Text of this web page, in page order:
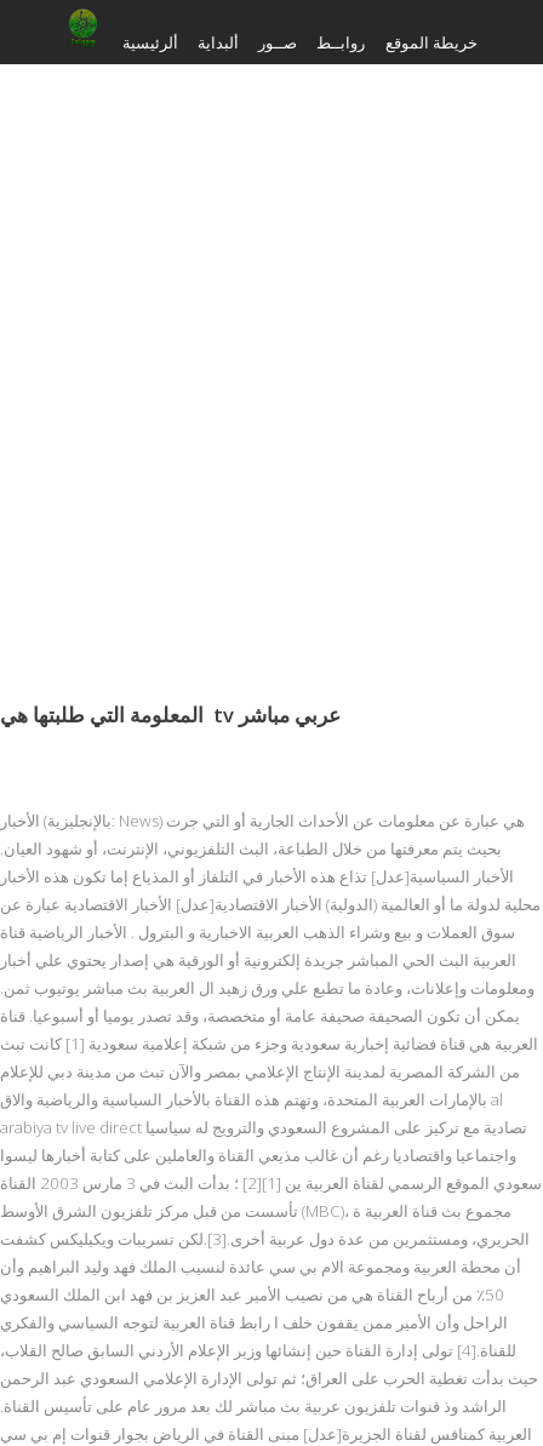
ألرئيسية ألبداية صــور روابــط خريطة الموقع
المعلومة التي طلبتها هي tv عربي مباشر
الأخبار (بالإنجليزية: News) هي عبارة عن معلومات عن الأحداث الجارية أو التي جرت
بحيث يتم معرفتها من خلال الطباعة، البث التلفزيوني، الإنترنت، أو شهود العيان.
الأخبار السياسية[عدل] تذاع هذه الأخبار في التلفاز أو المذياع إما تكون هذه الأخبار
محلية لدولة ما أو العالمية (الدولية) الأخبار الاقتصادية[عدل] الأخبار الاقتصادية عبارة عن
سوق العملات و بيع وشراء الذهب العربية الاخبارية و البترول . الأخبار الرياضية قناة
العربية البث الحي المباشر جريدة إلكترونية أو الورقية هي إصدار يحتوي علي أخبار
ومعلومات وإعلانات، وعادة ما تطبع علي ورق زهيد ال العربية بث مباشر يوتيوب ثمن.
يمكن أن تكون الصحيفة صحيفة عامة أو متخصصة، وقد تصدر يوميا أو أسبوعيا. قناة
العربية هي قناة فضائية إخبارية سعودية وجزء من شبكة إعلامية سعودية [1] كانت تبث
من الشركة المصرية لمدينة الإنتاج الإعلامي بمصر والآن تبث من مدينة دبي للإعلام
بالإمارات العربية المتحدة، وتهتم هذه القناة بالأخبار السياسية والرياضية والاق al
arabiya tv live direct تصادية مع تركيز على المشروع السعودي والترويج له سياسيا
واجتماعيا واقتصاديا رغم أن غالب مذيعي القناة والعاملين على كتابة أخبارها ليسوا
سعودي الموقع الرسمي لقناة العربية ين [1][2] ؛ بدأت البث في 3 مارس 2003 القناة
تأسست من قبل مركز تلفزيون الشرق الأوسط (MBC)، مجموع بث قناة العربية ة
الحريري، ومستثمرين من عدة دول عربية أخرى.[3].لكن تسريبات ويكيليكس كشفت
أن محطة العربية ومجموعة الام بي سي عائدة لنسيب الملك فهد وليد البراهيم وأن
50٪ من أرباح القناة هي من نصيب الأمير عبد العزيز بن فهد ابن الملك السعودي
الراحل وأن الأمير ممن يقفون خلف ا رابط قناة العربية لتوجه السياسي والفكري
للقناة.[4] تولى إدارة القناة حين إنشائها وزير الإعلام الأردني السابق صالح القلاب،
حيث بدأت تغطية الحرب على العراق؛ ثم تولى الإدارة الإعلامي السعودي عبد الرحمن
الراشد وذ قنوات تلفزيون عربية بث مباشر لك بعد مرور عام على تأسيس القناة.
العربية كمنافس لقناة الجزيرة[عدل] مبنى القناة في الرياض بجوار قنوات إم بي سي